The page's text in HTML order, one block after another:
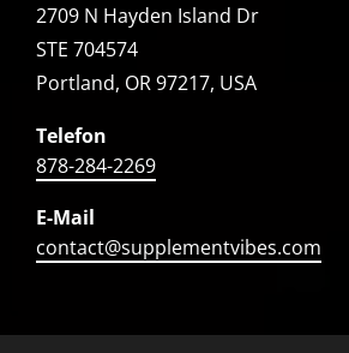
2709 N Hayden Island Dr
STE 704574
Portland, OR 97217, USA
Telefon
878-284-2269
E-Mail
contact@supplementvibes.com